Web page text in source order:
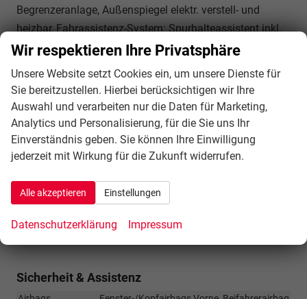
Begrenzeranlage, Außenspiegel elektr. verstell- und
heizbar, Fahrassistenz-System: Spurhalteassistent inkl.
Verkehrszeichenerkennung, Rußpartikelfilter
Innen
Fensterheber
elektrisch
Gepäckraumabtrennung
vorhanden
Klimatisierung
Klimaanlage manuell
Sitze: Lordosenstütze
Infotainment & Kommunikation
Audioanlage
Radio/MP3-Player, Radio, Schnittstelle USB, Digitalradio DAB
Sicherheit & Assistenz
Wir respektieren Ihre Privatsphäre
Unsere Website setzt Cookies ein, um unsere Dienste für
Sie bereitzustellen. Hierbei berücksichtigen wir Ihre
Auswahl und verarbeiten nur die Daten für Marketing,
Analytics und Personalisierung, für die Sie uns Ihr
Einverständnis geben. Sie können Ihre Einwilligung
jederzeit mit Wirkung für die Zukunft widerrufen.
Alle akzeptieren Einstellungen
Datenschutzerklärung Impressum